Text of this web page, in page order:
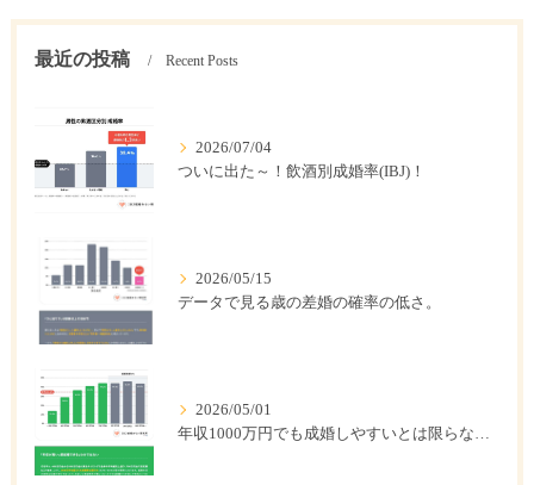
最近の投稿 Recent Posts
2026/07/04
ついに出た～！飲酒別成婚率(IBJ)！
2026/05/15
データで見る歳の差婚の確率の低さ。
2026/05/01
年収1000万円でも成婚しやすいとは限らない? 「年収帯別の成婚率」のリアル